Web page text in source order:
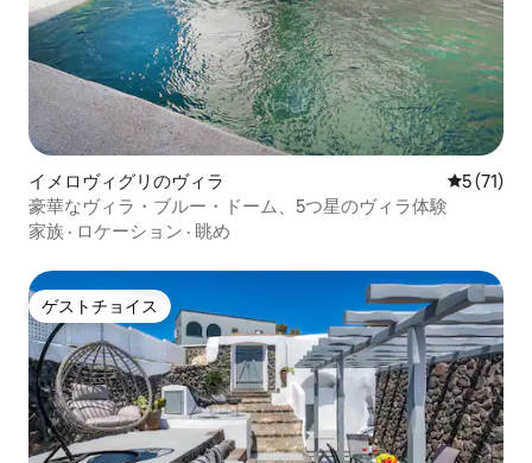
イメロヴィグリのヴィラ レビュー
5 (71)
豪華なヴィラ・ブルー・ドーム、5つ星のヴィラ体験
家族 · ロケーション · 眺め
ゲストチョイス
ゲストチョイス